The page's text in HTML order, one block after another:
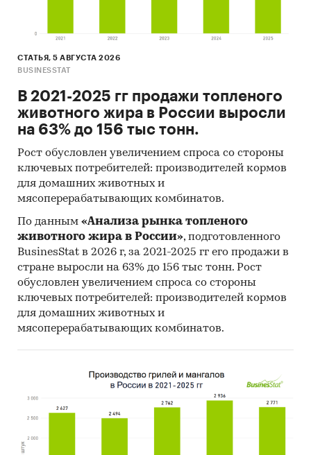
СТАТЬЯ, 5 АВГУСТА 2026
BUSINESSTAT
В 2021-2025 гг продажи топленого
животного жира в России выросли
на 63% до 156 тыс тонн.
Рост обусловлен увеличением спроса со стороны
ключевых потребителей: производителей кормов
для домашних животных и
мясоперерабатывающих комбинатов.
По данным «Анализа рынка топленого
животного жира в России», подготовленного
BusinesStat в 2026 г, за 2021-2025 гг его продажи в
стране выросли на 63% до 156 тыс тонн. Рост
обусловлен увеличением спроса со стороны
ключевых потребителей: производителей кормов
для домашних животных и
мясоперерабатывающих комбинатов.